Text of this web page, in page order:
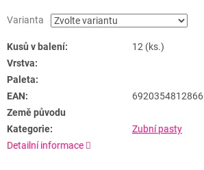
Varianta
Kusů v balení:
12 (ks.)
Vrstva:
Paleta:
EAN:
6920354812866
Země původu
Kategorie:
Zubní pasty
Detailní informace